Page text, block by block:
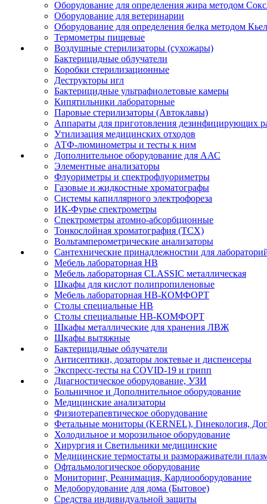
Оборудование для определения жира методом
Оборудование для ветеринарии
Оборудование для определения белка методом
Термометры пищевые
Воздушные стерилизаторы (сухожары)
Бактерицидные облучатели
Коробки стерилизационные
Деструкторы игл
Бактерицидные ультрафиолетовые камеры
Кипятильники лабораторные
Паровые стерилизаторы (Автоклавы)
Аппараты для приготовления дезинфицирующих
Утилизация медицинских отходов
АТФ-люминометры и тесты к ним
Дополнительное оборудование для ААС
Элементные анализаторы
Флуориметры и спектрофлуориметры
Газовые и жидкостные хроматографы
Системы капиллярного электрофореза
ИК-Фурье спектрометры
Спектрометры атомно-абсорбционные
Тонкослойная хроматография (ТСХ)
Вольтамперометрические анализаторы
Сантехнические принадлежностии для
Мебель лабораторная НВ
Мебель лабораторная CLASSIC металлическая
Шкафы для кислот полипропиленовые
Мебель лабораторная НВ-КОМФОРТ
Столы специальные НВ
Столы специальные НВ-КОМФОРТ
Шкафы металлические для хранения ЛВЖ
Шкафы вытяжные
Бактерицидные облучатели
Антисептики, дозаторы локтевые и диспенсеры
Экспресс-тесты на COVID-19 и грипп
Диагностическое оборудование, УЗИ
Больничное и Дополнительное оборудование
Медицинские анализаторы
Физиотерапевтическое оборудование
Фетальные мониторы (KERNEL), Гинекология,
Холодильное и морозильное оборудование
Хирургия и Светильники медицинские
Медицинские термостаты и размораживатели
Офтальмологическое оборудование
Мониторинг, Реанимация, Кардиооборудование
Медоборудование для дома (Бытовое)
Средства индивидуальной защиты